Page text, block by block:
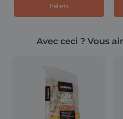
Pellets
Avec ceci ? Vous